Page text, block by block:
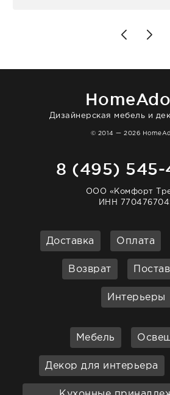
Позже заказывала
доставили сдэком на
отвечает очень быстро.
Дизайнерская мебель и
© 2014 — 2026
8 (495) 545-
ООО «Комфорт
ИНН
Доставка Оплата
Возврат
Интерьеры
Мебель
Декор для интерьера